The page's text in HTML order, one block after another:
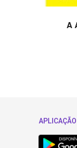
A